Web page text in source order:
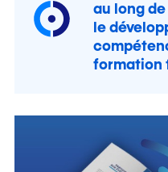
au long
le
formation